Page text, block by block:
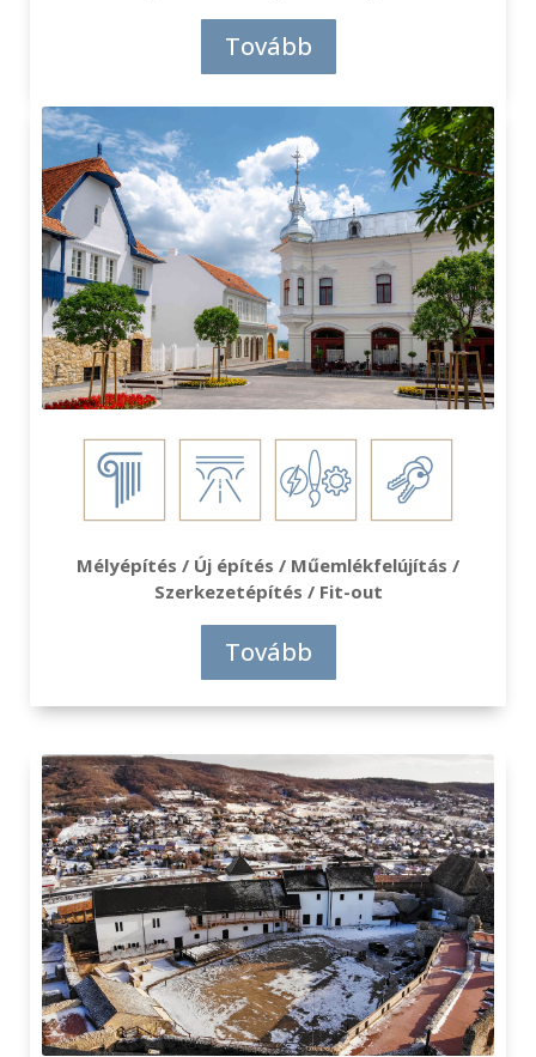
Tovább
Mélyépítés / Új építés / Műemlékfelújítás /
Szerkezetépítés / Fit-out
Tovább